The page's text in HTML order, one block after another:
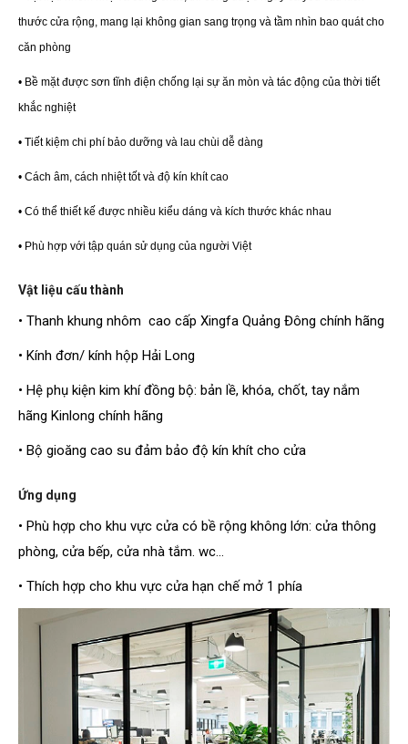
thước cửa rộng, mang lại không gian sang trọng và tầm nhìn bao quát cho
căn phòng
• Bề mặt được sơn tĩnh điện chống lại sự ăn mòn và tác động của thời tiết
khắc nghiệt
• Tiết kiệm chi phí bảo dưỡng và lau chùi dễ dàng
• Cách âm, cách nhiệt tốt và độ kín khít cao
• Có thể thiết kế được nhiều kiểu dáng và kích thước khác nhau
• Phù hợp với tập quán sử dụng của người Việt
Vật liệu cấu thành
• Thanh khung nhôm cao cấp Xingfa Quảng Đông chính hãng
• Kính đơn/ kính hộp Hải Long
• Hệ phụ kiện kim khí đồng bộ: bản lề, khóa, chốt, tay nắm
hãng Kinlong chính hãng
• Bộ gioăng cao su đảm bảo độ kín khít cho cửa
Ứng dụng
• Phù hợp cho khu vực cửa có bề rộng không lớn: cửa thông
phòng, cửa bếp, cửa nhà tắm. wc...
• Thích hợp cho khu vực cửa hạn chế mở 1 phía